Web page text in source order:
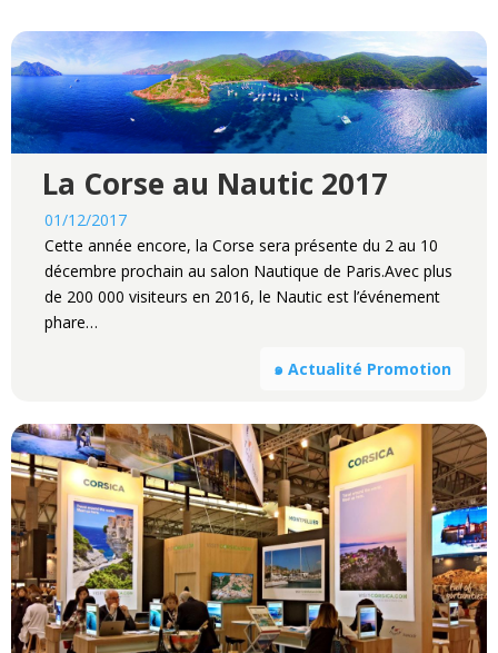
La Corse au Nautic 2017
01/12/2017
Cette année encore, la Corse sera présente du 2 au 10
décembre prochain au salon Nautique de Paris.Avec plus
de 200 000 visiteurs en 2016, le Nautic est l’événement
phare…
๑ Actualité Promotion